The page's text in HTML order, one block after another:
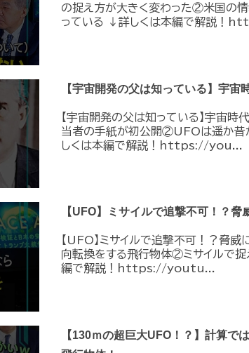
の捉え方が大きく変わった②米国の
っている ↓詳しくは本編で解説！
【宇宙開発の父は知っている】宇宙
【宇宙開発の父は知っている】宇宙時
当者の手紙が初公開②UFOは遥か昔
しくは本編で解説！https://you...
【UFO】ミサイルで追撃不可！？脅
【UFO】ミサイルで追撃不可！？脅威
向転換をする飛行物体②ミサイルで
編で解説！https://youtu...
【130ｍの超巨大UFO！？】計算で